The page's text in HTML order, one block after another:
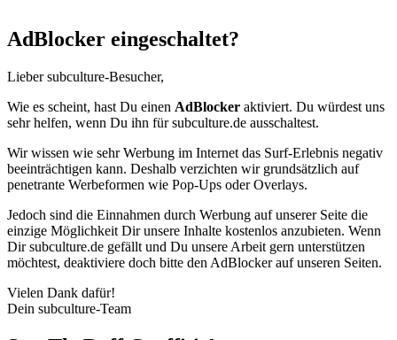
AdBlocker eingeschaltet?
Lieber subculture-Besucher,
Wie es scheint, hast Du einen AdBlocker aktiviert. Du würdest uns
sehr helfen, wenn Du ihn für subculture.de ausschaltest.
Wir wissen wie sehr Werbung im Internet das Surf-Erlebnis negativ
beeinträchtigen kann. Deshalb verzichten wir grundsätzlich auf
penetrante Werbeformen wie Pop-Ups oder Overlays.
Jedoch sind die Einnahmen durch Werbung auf unserer Seite die
einzige Möglichkeit Dir unsere Inhalte kostenlos anzubieten. Wenn
Dir subculture.de gefällt und Du unsere Arbeit gern unterstützen
möchtest, deaktiviere doch bitte den AdBlocker auf unseren Seiten.
Vielen Dank dafür!
Dein subculture-Team